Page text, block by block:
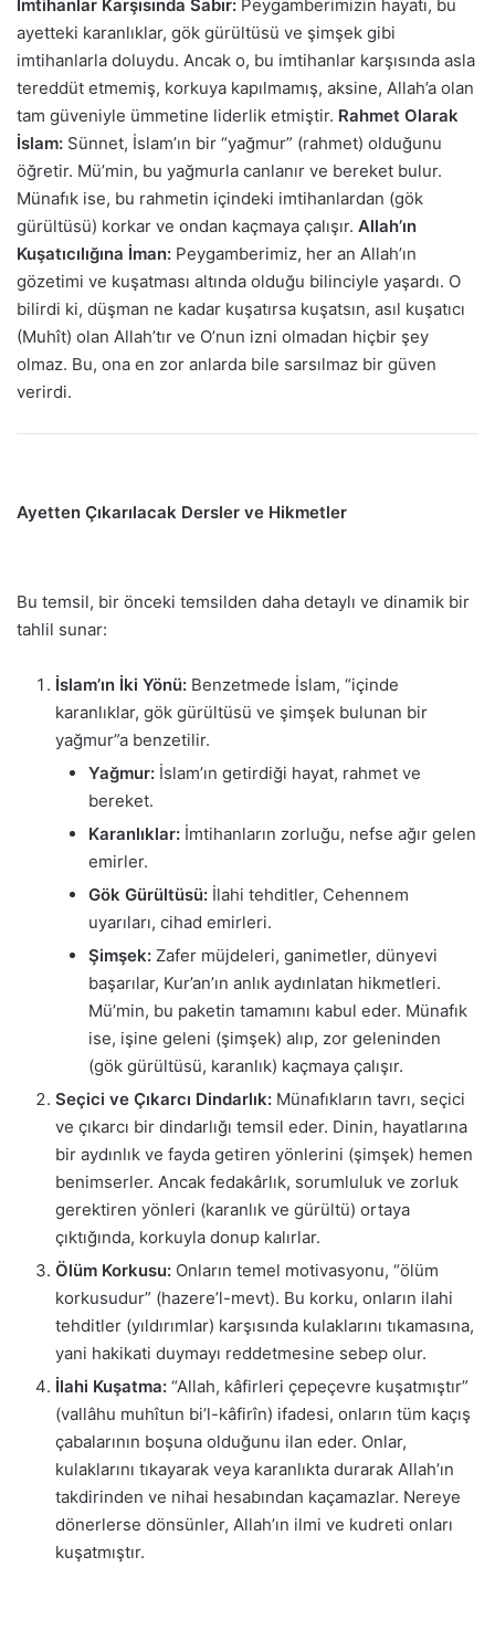
İmtihanlar Karşısında Sabır: Peygamberimizin hayatı, bu
ayetteki karanlıklar, gök gürültüsü ve şimşek gibi
imtihanlarla doluydu. Ancak o, bu imtihanlar karşısında asla
tereddüt etmemiş, korkuya kapılmamış, aksine, Allah’a olan
tam güveniyle ümmetine liderlik etmiştir. Rahmet Olarak
İslam: Sünnet, İslam’ın bir “yağmur” (rahmet) olduğunu
öğretir. Mü’min, bu yağmurla canlanır ve bereket bulur.
Münafık ise, bu rahmetin içindeki imtihanlardan (gök
gürültüsü) korkar ve ondan kaçmaya çalışır. Allah’ın
Kuşatıcılığına İman: Peygamberimiz, her an Allah’ın
gözetimi ve kuşatması altında olduğu bilinciyle yaşardı. O
bilirdi ki, düşman ne kadar kuşatırsa kuşatsın, asıl kuşatıcı
(Muhît) olan Allah’tır ve O’nun izni olmadan hiçbir şey
olmaz. Bu, ona en zor anlarda bile sarsılmaz bir güven
verirdi.
Ayetten Çıkarılacak Dersler ve Hikmetler
Bu temsil, bir önceki temsilden daha detaylı ve dinamik bir
tahlil sunar:
İslam’ın İki Yönü: Benzetmede İslam, “içinde
karanlıklar, gök gürültüsü ve şimşek bulunan bir
yağmur”a benzetilir.
Yağmur: İslam’ın getirdiği hayat, rahmet ve
bereket.
Karanlıklar: İmtihanların zorluğu, nefse ağır gelen
emirler.
Gök Gürültüsü: İlahi tehditler, Cehennem
uyarıları, cihad emirleri.
Şimşek: Zafer müjdeleri, ganimetler, dünyevi
başarılar, Kur’an’ın anlık aydınlatan hikmetleri.
Mü’min, bu paketin tamamını kabul eder. Münafık
ise, işine geleni (şimşek) alıp, zor geleninden
(gök gürültüsü, karanlık) kaçmaya çalışır.
Seçici ve Çıkarcı Dindarlık: Münafıkların tavrı, seçici
ve çıkarcı bir dindarlığı temsil eder. Dinin, hayatlarına
bir aydınlık ve fayda getiren yönlerini (şimşek) hemen
benimserler. Ancak fedakârlık, sorumluluk ve zorluk
gerektiren yönleri (karanlık ve gürültü) ortaya
çıktığında, korkuyla donup kalırlar.
Ölüm Korkusu: Onların temel motivasyonu, “ölüm
korkusudur” (hazere’l-mevt). Bu korku, onların ilahi
tehditler (yıldırımlar) karşısında kulaklarını tıkamasına,
yani hakikati duymayı reddetmesine sebep olur.
İlahi Kuşatma: “Allah, kâfirleri çepeçevre kuşatmıştır”
(vallâhu muhîtun bi’l-kâfirîn) ifadesi, onların tüm kaçış
çabalarının boşuna olduğunu ilan eder. Onlar,
kulaklarını tıkayarak veya karanlıkta durarak Allah’ın
takdirinden ve nihai hesabından kaçamazlar. Nereye
dönerlerse dönsünler, Allah’ın ilmi ve kudreti onları
kuşatmıştır.